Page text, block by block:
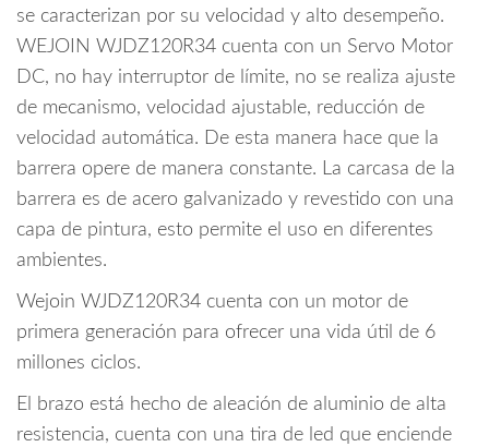
Rectangular
de
4
metros
/
Segundos
/
Izquierda
cantidad
se caracterizan por su velocidad y alto desempeño.
WEJOIN WJDZ120R34 cuenta con un Servo Motor
DC, no hay interruptor de límite, no se realiza ajuste
de mecanismo, velocidad ajustable, reducción de
velocidad automática. De esta manera hace que la
barrera opere de manera constante. La carcasa de la
barrera es de acero galvanizado y revestido con una
capa de pintura, esto permite el uso en diferentes
ambientes.
Wejoin WJDZ120R34 cuenta con un motor de
primera generación para ofrecer una vida útil de 6
millones ciclos.
El brazo está hecho de aleación de aluminio de alta
resistencia, cuenta con una tira de led que enciende